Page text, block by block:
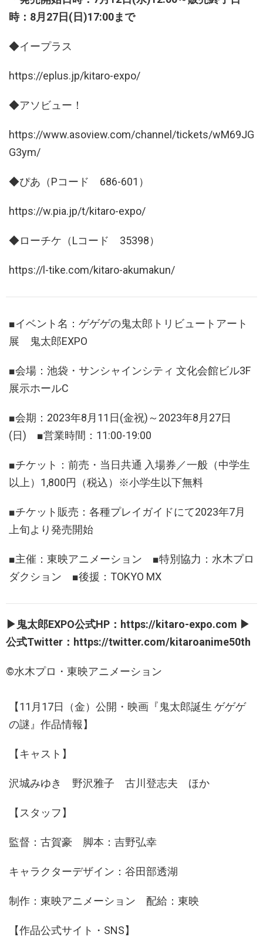
時：8月27日(日)17:00まで
◆イープラス
https://eplus.jp/kitaro-expo/
◆アソビュー！
https://www.asoview.com/channel/tickets/wM69JG
G3ym/
◆ぴあ（Pコード 686-601）
https://w.pia.jp/t/kitaro-expo/
◆ローチケ（Lコード 35398）
https://l-tike.com/kitaro-akumakun/
■イベント名：ゲゲゲの鬼太郎トリビュートアート
展 鬼太郎EXPO
■会場：池袋・サンシャインシティ 文化会館ビル3F
展示ホールC
■会期：2023年8月11日(金祝)～2023年8月27日
(日) ■営業時間：11:00-19:00
■チケット：前売・当日共通 入場券／一般（中学生
以上）1,800円（税込）※小学生以下無料
■チケット販売：各種プレイガイドにて2023年7月
上旬より発売開始
■主催：東映アニメーション ■特別協力：水木プロ
ダクション ■後援：TOKYO MX
▶鬼太郎EXPO公式HP：https://kitaro-expo.com ▶
公式Twitter：https://twitter.com/kitaroanime50th
©水木プロ・東映アニメーション
【11月17日（金）公開・映画『鬼太郎誕生 ゲゲゲ
の謎』作品情報】
【キャスト】
沢城みゆき 野沢雅⼦ 古川登志夫 ほか
【スタッフ】
監督：古賀豪 脚本：吉野弘幸
キャラクターデザイン：谷田部透湖
制作：東映アニメーション 配給：東映
【作品公式サイト・SNS】